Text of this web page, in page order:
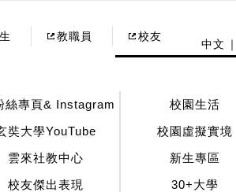
教職員 校友
中文
絲專頁& Instagram
校園生活
奘大學YouTube
校園虛擬實境
雲來社教中心
新生專區
校友傑出表現 30+大學